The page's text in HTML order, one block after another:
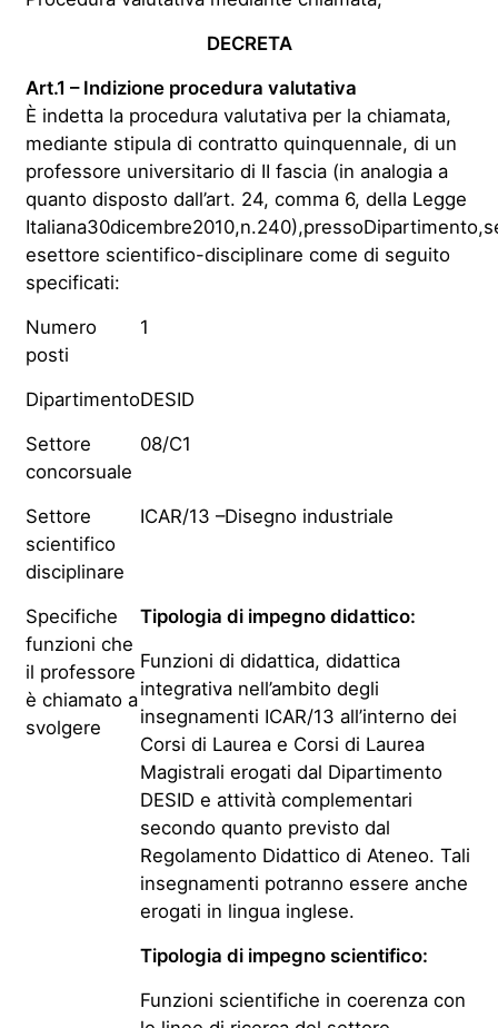
DECRETA
Art.1 – Indizione procedura valutativa
È indetta la procedura valutativa per la chiamata,
mediante stipula di contratto quinquennale, di un
professore universitario di II fascia (in analogia a
quanto disposto dall’art. 24, comma 6, della Legge
esettore scientifico-disciplinare come di seguito
specificati:
Numero
posti
1
DipartimentoDESID
Settore
concorsuale
08/C1
Settore
scientifico
disciplinare
ICAR/13 –Disegno industriale
Specifiche
funzioni che
il professore
è chiamato a
svolgere
Tipologia di impegno didattico:
Funzioni di didattica, didattica
integrativa nell’ambito degli
insegnamenti ICAR/13 all’interno dei
Corsi di Laurea e Corsi di Laurea
Magistrali erogati dal Dipartimento
DESID e attività complementari
secondo quanto previsto dal
Regolamento Didattico di Ateneo. Tali
insegnamenti potranno essere anche
erogati in lingua inglese.
Tipologia di impegno scientifico:
Funzioni scientifiche in coerenza con